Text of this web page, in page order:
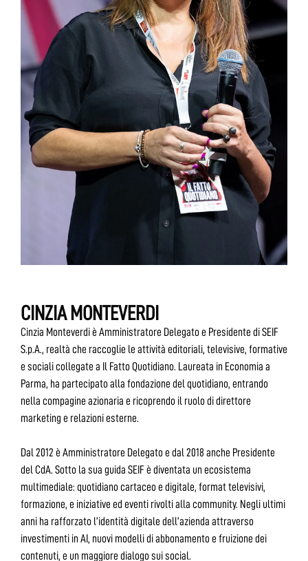
CINZIA MONTEVERDI
Cinzia Monteverdi è Amministratore Delegato e Presidente di SEIF
S.p.A., realtà che raccoglie le attività editoriali, televisive, formative
e sociali collegate a Il Fatto Quotidiano. Laureata in Economia a
Parma, ha partecipato alla fondazione del quotidiano, entrando
nella compagine azionaria e ricoprendo il ruolo di direttore
marketing e relazioni esterne.
Dal 2012 è Amministratore Delegato e dal 2018 anche Presidente
del CdA. Sotto la sua guida SEIF è diventata un ecosistema
multimediale: quotidiano cartaceo e digitale, format televisivi,
formazione, e iniziative ed eventi rivolti alla community. Negli ultimi
anni ha rafforzato l’identità digitale dell’azienda attraverso
investimenti in AI, nuovi modelli di abbonamento e fruizione dei
contenuti, e un maggiore dialogo sui social.